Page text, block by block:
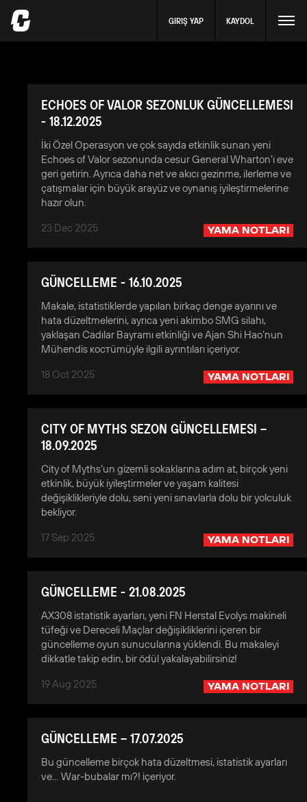
GIRIŞ YAP KAYDOL
ECHOES OF VALOR SEZONLUK GÜNCELLEMESI
- 18.12.2025
İki Özel Operasyon ve çok sayıda etkinlik sunan yeni
Echoes of Valor sezonunda cesur General Wharton’ı eve
geri getirin. Ayrıca daha net ve akıcı gezinme, ilerleme ve
çatışmalar için büyük arayüz ve oynanış iyileştirmelerine
hazır olun.
23 Dec 2025
YAMA NOTLARI
GÜNCELLEME - 16.10.2025
Makale, istatistiklerde yapılan birkaç denge ayarını ve
hata düzeltmelerini, ayrıca yeni akimbo SMG silahı,
yaklaşan Cadılar Bayramı etkinliği ve Ajan Shi Hao’nun
Mühendis костümüyle ilgili ayrıntıları içeriyor.
18 Oct 2025
YAMA NOTLARI
CITY OF MYTHS SEZON GÜNCELLEMESI –
18.09.2025
City of Myths’un gizemli sokaklarına adım at, birçok yeni
etkinlik, büyük iyileştirmeler ve yaşam kalitesi
değişiklikleriyle dolu, seni yeni sınavlarla dolu bir yolculuk
bekliyor.
17 Sep 2025
YAMA NOTLARI
GÜNCELLEME - 21.08.2025
AX308 istatistik ayarları, yeni FN Herstal Evolys makineli
tüfeği ve Dereceli Maçlar değişikliklerini içeren bir
güncelleme oyun sunucularına yüklendi. Bu makaleyi
dikkatle takip edin, bir ödül yakalayabilirsiniz!
19 Aug 2025
YAMA NOTLARI
GÜNCELLEME – 17.07.2025
Bu güncelleme birçok hata düzeltmesi, istatistik ayarları
ve... War-bubalar mı?! içeriyor.